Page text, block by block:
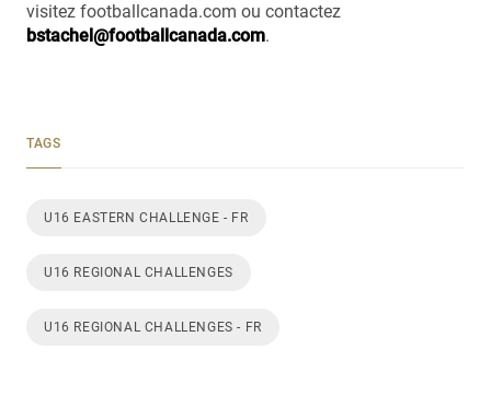
visitez footballcanada.com ou contactez
bstachel@footballcanada.com.
TAGS
U16 EASTERN CHALLENGE - FR
U16 REGIONAL CHALLENGES
U16 REGIONAL CHALLENGES - FR